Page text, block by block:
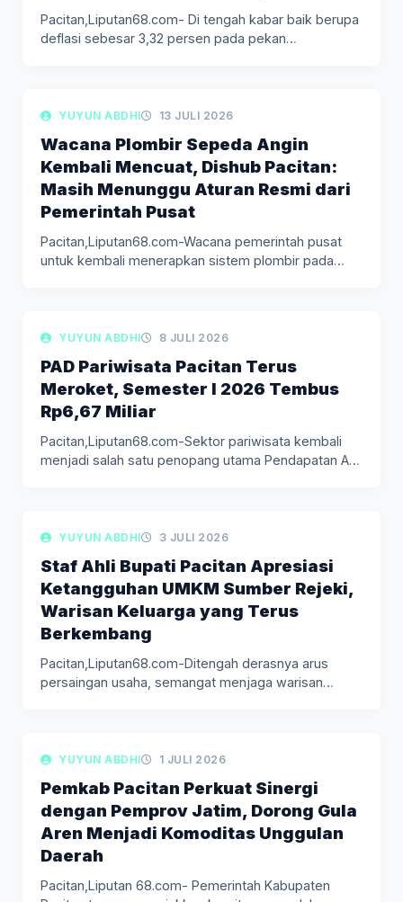
Pacitan,Liputan68.com- Di tengah kabar baik berupa
deflasi sebesar 3,32 persen pada pekan…
LIPUTAN BERITA
YUYUN ABDHI 13 JULI 2026
Wacana Plombir Sepeda Angin
Kembali Mencuat, Dishub Pacitan:
Masih Menunggu Aturan Resmi dari
Pemerintah Pusat
Pacitan,Liputan68.com-Wacana pemerintah pusat
untuk kembali menerapkan sistem plombir pada
LIPUTAN BERITA
YUYUN ABDHI 8 JULI 2026
PAD Pariwisata Pacitan Terus
Meroket, Semester I 2026 Tembus
Rp6,67 Miliar
Pacitan,Liputan68.com-Sektor pariwisata kembali
menjadi salah satu penopang utama Pendapatan Asli
LIPUTAN BERITA
YUYUN ABDHI 3 JULI 2026
Staf Ahli Bupati Pacitan Apresiasi
Ketangguhan UMKM Sumber Rejeki,
Warisan Keluarga yang Terus
Berkembang
Pacitan,Liputan68.com-Ditengah derasnya arus
persaingan usaha, semangat menjaga warisan
LIPUTAN BERITA
YUYUN ABDHI 1 JULI 2026
Pemkab Pacitan Perkuat Sinergi
dengan Pemprov Jatim, Dorong Gula
Aren Menjadi Komoditas Unggulan
Daerah
Pacitan,Liputan 68.com- Pemerintah Kabupaten